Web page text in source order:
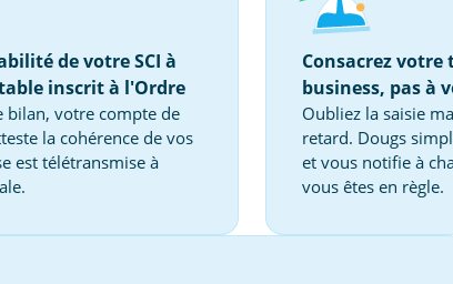
de votre SCI à
inscrit à l'Ordre
bilan, votre compte de
la cohérence de vos
est télétransmise à
Consacrez votre
business, pas à
Oubliez la saisie
retard. Dougs
et vous notifie à
vous êtes en règle.